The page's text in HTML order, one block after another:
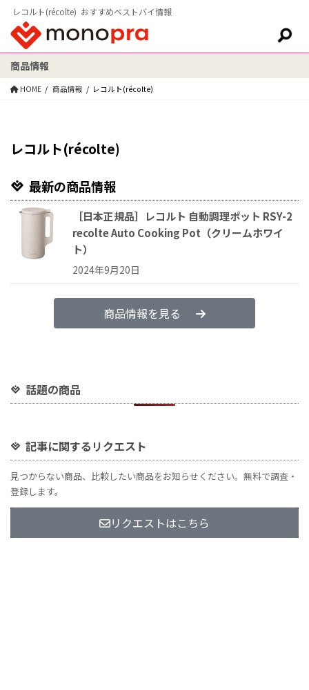
レコルト(récolte) おすすめベストバイ情報
検索:
商品情報
HOME 商品情報 レコルト(récolte)
レコルト(récolte)
最新の商品情報
［日本正規品］レコルト 自動調理ポット RSY-2
recolte Auto Cooking Pot（クリームホワイ
ト）
2024年9月20日
商品情報を見る
話題の商品
記事に関するリクエスト
見つからない商品、比較したい商品をお知らせください。無料で調査・
登録します。
リクエストはこちら